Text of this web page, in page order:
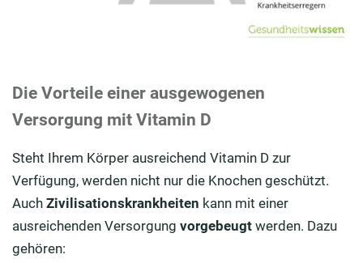
Die Vorteile einer ausgewogenen
Versorgung mit Vitamin D
Steht Ihrem Körper ausreichend Vitamin D zur
Verfügung, werden nicht nur die Knochen geschützt.
Auch Zivilisationskrankheiten kann mit einer
ausreichenden Versorgung vorgebeugt werden. Dazu
gehören: